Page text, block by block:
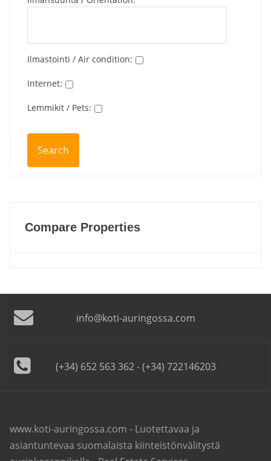
Ilmastointi / Air condition:
Internet:
Lemmikit / Pets:
Compare Properties
info@koti-auringossa.com
(+34) 652 563 362 - (+34) 722146203
www.koti-auringossa.com - Luotettavaa ja
asiantuntevaa suomalaista kiinteistönvälitystä